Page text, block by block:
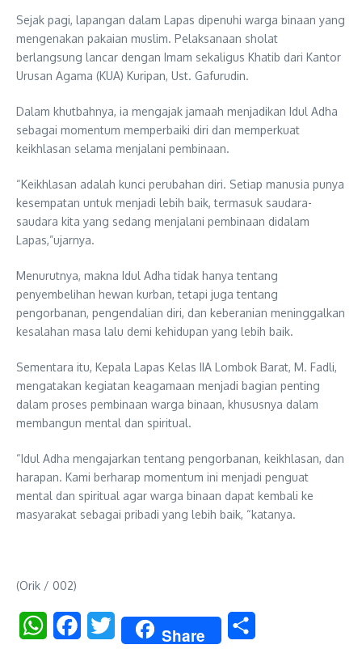
Sejak pagi, lapangan dalam Lapas dipenuhi warga binaan yang
mengenakan pakaian muslim. Pelaksanaan sholat
berlangsung lancar dengan Imam sekaligus Khatib dari Kantor
Urusan Agama (KUA) Kuripan, Ust. Gafurudin.
Dalam khutbahnya, ia mengajak jamaah menjadikan Idul Adha
sebagai momentum memperbaiki diri dan memperkuat
keikhlasan selama menjalani pembinaan.
“Keikhlasan adalah kunci perubahan diri. Setiap manusia punya
kesempatan untuk menjadi lebih baik, termasuk saudara-
saudara kita yang sedang menjalani pembinaan didalam
Lapas,”ujarnya.
Menurutnya, makna Idul Adha tidak hanya tentang
penyembelihan hewan kurban, tetapi juga tentang
pengorbanan, pengendalian diri, dan keberanian meninggalkan
kesalahan masa lalu demi kehidupan yang lebih baik.
Sementara itu, Kepala Lapas Kelas IIA Lombok Barat, M. Fadli,
mengatakan kegiatan keagamaan menjadi bagian penting
dalam proses pembinaan warga binaan, khususnya dalam
membangun mental dan spiritual.
“Idul Adha mengajarkan tentang pengorbanan, keikhlasan, dan
harapan. Kami berharap momentum ini menjadi penguat
mental dan spiritual agar warga binaan dapat kembali ke
masyarakat sebagai pribadi yang lebih baik, “katanya.
(Orik / 002)
WhatsAppFacebookTwitter Share